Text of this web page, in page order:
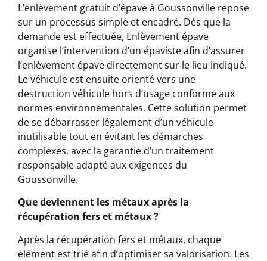
L’enlèvement gratuit d’épave à Goussonville repose
sur un processus simple et encadré. Dès que la
demande est effectuée, Enlèvement épave
organise l’intervention d’un épaviste afin d’assurer
l’enlèvement épave directement sur le lieu indiqué.
Le véhicule est ensuite orienté vers une
destruction véhicule hors d’usage conforme aux
normes environnementales. Cette solution permet
de se débarrasser légalement d’un véhicule
inutilisable tout en évitant les démarches
complexes, avec la garantie d’un traitement
responsable adapté aux exigences du
Goussonville.
Que deviennent les métaux après la
récupération fers et métaux ?
Après la récupération fers et métaux, chaque
élément est trié afin d’optimiser sa valorisation. Les